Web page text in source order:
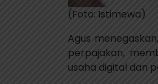
(Foto: Istimewa)
Agus
perpajakan,
usaha digital dan